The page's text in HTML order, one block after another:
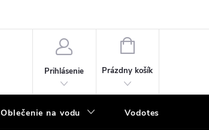
Prihlásenie
NÁKUPNÝ
Prázdny košík
Oblečenie na vodu Vodotesný program